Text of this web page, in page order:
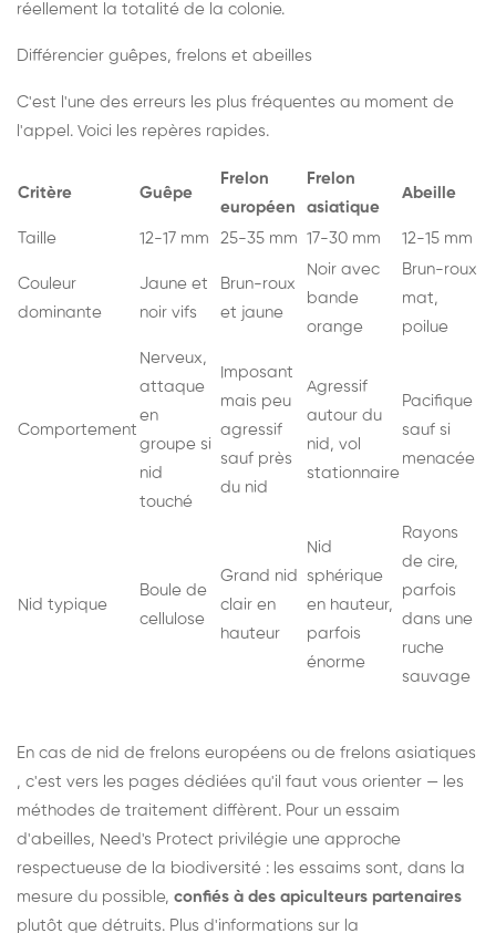
réellement la totalité de la colonie.
Différencier guêpes, frelons et abeilles
C'est l'une des erreurs les plus fréquentes au moment de
l'appel. Voici les repères rapides.
Critère Guêpe
Frelon
européen
Frelon
asiatique
Abeille
Taille 12-17 mm 25-35 mm 17-30 mm 12-15 mm
Couleur
dominante
Jaune et
noir vifs
Brun-roux
et jaune
Noir avec
bande
orange
Brun-roux
mat,
poilue
Comportement
Nerveux,
attaque
en
groupe si
nid
touché
Imposant
mais peu
agressif
sauf près
du nid
Agressif
autour du
nid, vol
stationnaire
Pacifique
sauf si
menacée
Nid typique
Boule de
cellulose
Grand nid
clair en
hauteur
Nid
sphérique
en hauteur,
parfois
énorme
Rayons
de cire,
parfois
dans une
ruche
sauvage
En cas de nid de frelons européens ou de frelons asiatiques
, c'est vers les pages dédiées qu'il faut vous orienter — les
méthodes de traitement diffèrent. Pour un essaim
d'abeilles, Need's Protect privilégie une approche
respectueuse de la biodiversité : les essaims sont, dans la
mesure du possible, confiés à des apiculteurs partenaires
plutôt que détruits. Plus d'informations sur la